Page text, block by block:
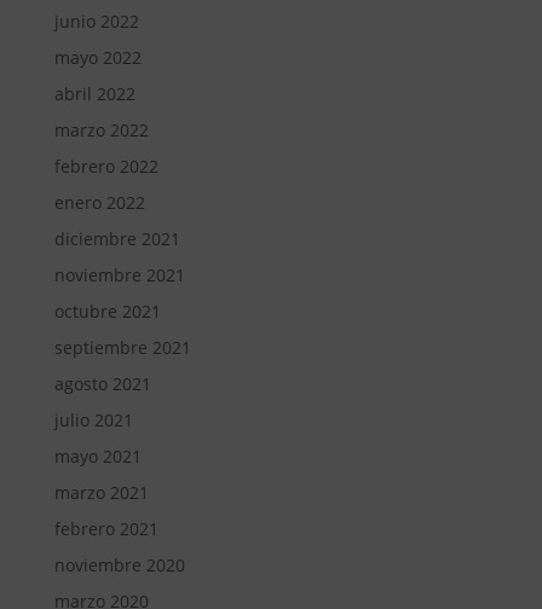
junio 2022
mayo 2022
abril 2022
marzo 2022
febrero 2022
enero 2022
diciembre 2021
noviembre 2021
octubre 2021
septiembre 2021
agosto 2021
julio 2021
mayo 2021
marzo 2021
febrero 2021
noviembre 2020
marzo 2020